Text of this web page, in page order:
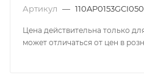
Артикул —
Цена действительна только
может отличаться от цен в